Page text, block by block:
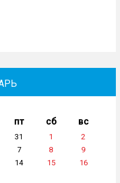
пт сб вс
31 1
2
7 8
9
14 15 16